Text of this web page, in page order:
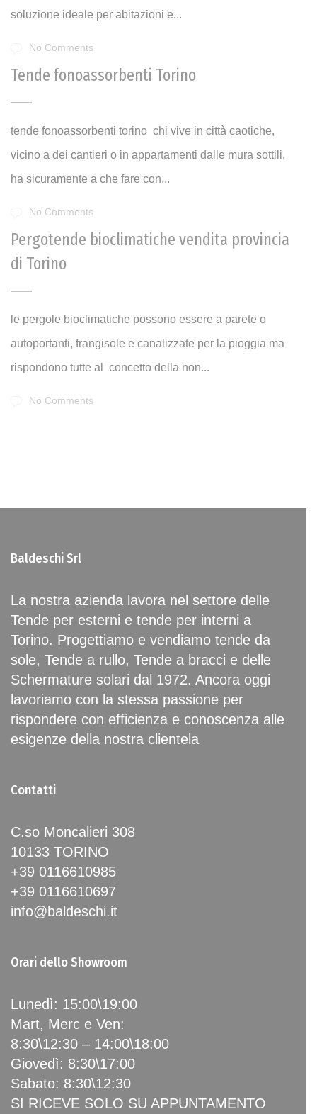
soluzione ideale per abitazioni e...
No Comments
Tende fonoassorbenti Torino
tende fonoassorbenti torino chi vive in città caotiche,
vicino a dei cantieri o in appartamenti dalle mura sottili,
ha sicuramente a che fare con...
No Comments
Pergotende bioclimatiche vendita provincia
di Torino
le pergole bioclimatiche possono essere a parete o
autoportanti, frangisole e canalizzate per la pioggia ma
rispondono tutte al concetto della non...
No Comments
Baldeschi Srl
La nostra azienda lavora nel settore delle
Tende per esterni e tende per interni a
Torino. Progettiamo e vendiamo tende da
sole, Tende a rullo, Tende a bracci e delle
Schermature solari dal 1972. Ancora oggi
lavoriamo con la stessa passione per
rispondere con efficienza e conoscenza alle
esigenze della nostra clientela
Contatti
C.so Moncalieri 308
10133 TORINO
+39 0116610985
+39 0116610697
info@baldeschi.it
Orari dello Showroom
Lunedì: 15:00\19:00
Mart, Merc e Ven:
8:30\12:30 – 14:00\18:00
Giovedì: 8:30\17:00
Sabato: 8:30\12:30
SI RICEVE SOLO SU APPUNTAMENTO